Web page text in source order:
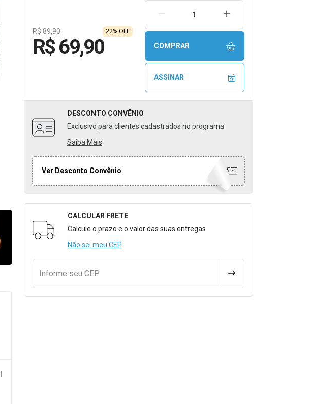
R$ 89,90 22% OFF
R$ 69,90
REMOVER UMA UNIDADEAUMENTAR UMA
COMPRAR
ASSINAR
DESCONTO CONVÊNIO
Exclusivo para clientes cadastrados no programa
Saiba Mais
Ver Desconto Convênio
Formulário para Calcular o Frete
CALCULAR FRETE
Calcule o prazo e o valor das suas entregas
Não sei meu CEP
Informe seu CEP CALCULAR FRETE